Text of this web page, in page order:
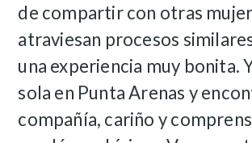
de compartir con otras
atraviesan procesos
una experiencia muy bonita.
sola en Punta Arenas y
compañía, cariño y